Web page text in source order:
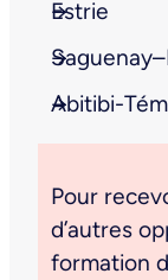
Estrie
Abitibi-
Pour
d’autres
formation